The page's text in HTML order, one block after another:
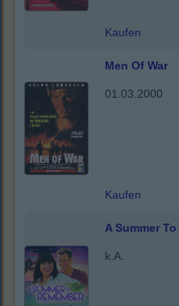
Kaufen
Men Of War
01.03.2000
Kaufen
A Summer
k.A.